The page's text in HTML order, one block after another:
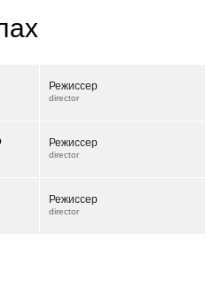
Режиссер
director
Режиссер
director
Режиссер
director